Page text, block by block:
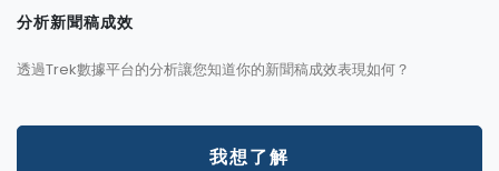
分析新聞稿成效
透過Trek數據平台的分析讓您知道你的新聞稿成效表現如何？
我想了解